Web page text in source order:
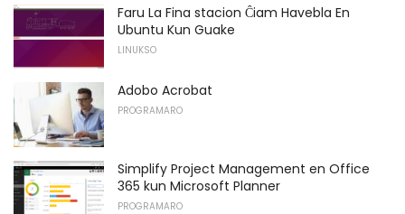
Faru La Fina stacion Ĉiam Havebla En
Ubuntu Kun Guake
LINUKSO
Adobo Acrobat
PROGRAMARO
Simplify Project Management en Office
365 kun Microsoft Planner
PROGRAMARO